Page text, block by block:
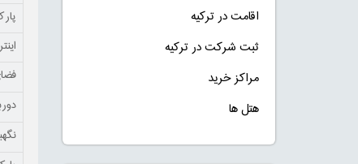
اقامت در ترکیه
ثبت شرکت در ترکیه
مراکز خرید
هتل ها